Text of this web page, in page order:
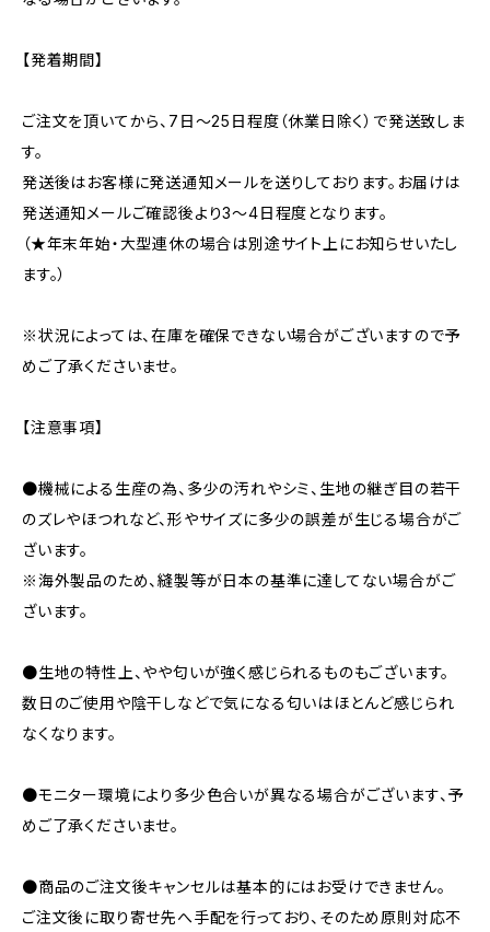
【発着期間】
ご注文を頂いてから、7日〜25日程度（休業日除く）で発送致しま
す。
発送後はお客様に発送通知メールを送りしております。お届けは
発送通知メールご確認後より3〜4日程度となります。
（★年末年始・大型連休の場合は別途サイト上にお知らせいたし
ます。）
※状況によっては、在庫を確保できない場合がございますので予
めご了承くださいませ。
【注意事項】
●機械による生産の為、多少の汚れやシミ、生地の継ぎ目の若干
のズレやほつれなど、形やサイズに多少の誤差が生じる場合がご
ざいます。
※海外製品のため、縫製等が日本の基準に達してない場合がご
ざいます。
●生地の特性上、やや匂いが強く感じられるものもございます。
数日のご使用や陰干しなどで気になる匂いはほとんど感じられ
なくなります。
●モニター環境により多少色合いが異なる場合がございます、予
めご了承くださいませ。
●商品のご注文後キャンセルは基本的にはお受けできません。
ご注文後に取り寄せ先へ手配を行っており、そのため原則対応不